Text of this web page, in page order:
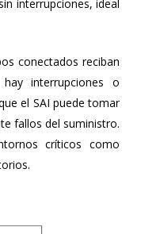
interrupciones, ideal
conectados reciban
interrupciones o
el SAI puede tomar
fallos del suministro.
críticos como